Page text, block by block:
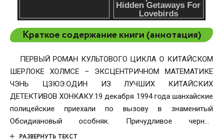
Краткое содержание книги (аннотация)
ПЕРВЫЙ РОМАН КУЛЬТОВОГО ЦИКЛА О КИТАЙСКОМ
ШЕРЛОКЕ ХОЛМСЕ – ЭКСЦЕНТРИЧНОМ МАТЕМАТИКЕ
ЧЭНЬ ЦЗЮЭ.ОДИН ИЗ ЛУЧШИХ КИТАЙСКИХ
ДЕТЕКТИВОВ ХОНКАКУ.19 декабря 1994 года шанхайские
полицейские приехали по вызову в знаменитый
Обсидиановый особняк. Причудливое черное
сооружение, которое бизнесмен Гу Юнхуэй купил, чтобы
РАЗВЕРНУТЬ ТЕКСТ